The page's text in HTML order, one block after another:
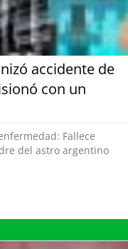
accidente de
con un
Fallece
del astro argentino